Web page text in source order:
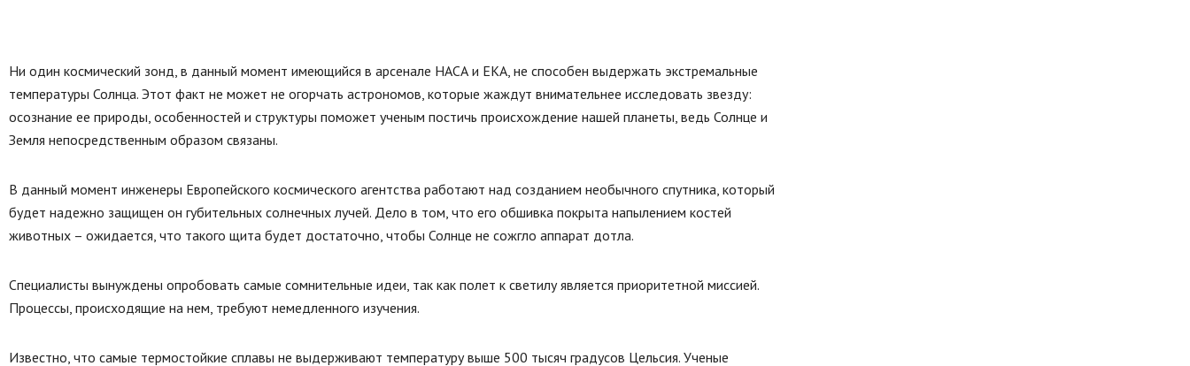
Ни один космический зонд, в данный момент имеющийся в арсенале НАСА и ЕКА, не способен выдержать экстремальные
температуры Солнца. Этот факт не может не огорчать астрономов, которые жаждут внимательнее исследовать звезду:
осознание ее природы, особенностей и структуры поможет ученым постичь происхождение нашей планеты, ведь Солнце и
Земля непосредственным образом связаны.
В данный момент инженеры Европейского космического агентства работают над созданием необычного спутника, который
будет надежно защищен он губительных солнечных лучей. Дело в том, что его обшивка покрыта напылением костей
животных – ожидается, что такого щита будет достаточно, чтобы Солнце не сожгло аппарат дотла.
Специалисты вынуждены опробовать самые сомнительные идеи, так как полет к светилу является приоритетной миссией.
Процессы, происходящие на нем, требуют немедленного изучения.
Известно, что самые термостойкие сплавы не выдерживают температуру выше 500 тысяч градусов Цельсия. Ученые